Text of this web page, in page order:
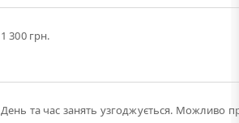
1 300 грн.
День та час занять узгоджується. Можливо